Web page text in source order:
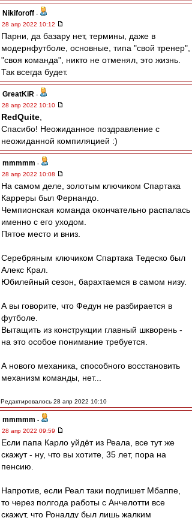
Nikiforoff -
28 апр 2022 10:12
Парни, да базару нет, термины, даже в
модернфутболе, основные, типа "свой тренер",
"своя команда", никто не отменял, это жизнь.
Так всегда будет.
GreatKiR -
28 апр 2022 10:10
RedQuite
Спасибо! Неожиданное поздравление с
неожиданной компиляцией :)
mmmmm -
28 апр 2022 10:08
На самом деле, золотым ключиком Спартака
Карреры был Фернандо.
Чемпионская команда окончательно распалась
именно с его уходом.
Пятое место и вниз.
Серебряным ключиком Спартака Тедеско был
Алекс Крал.
Юбилейный сезон, барахтаемся в самом низу.
А вы говорите, что Федун не разбирается в
футболе.
Вытащить из конструкции главный шкворень -
на это особое понимание требуется.
А нового механика, способного восстановить
механизм команды, нет...
Редактировалось 28 апр 2022 10:10
mmmmm -
28 апр 2022 09:59
Если папа Карло уйдёт из Реала, все тут же
скажут - ну, что вы хотите, 35 лет, пора на
пенсию.
Напротив, если Реал таки подпишет Мбаппе,
то через полгода работы с Анчелотти все
скажут, что Роналду был лишь жалким